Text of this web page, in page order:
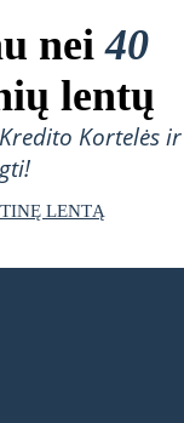
nei40
lentų
Kortelės ir
LENTĄ